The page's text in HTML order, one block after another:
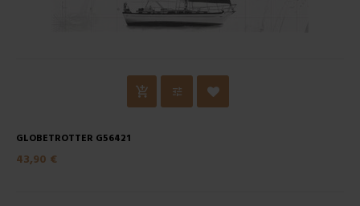
GLOBETROTTER G56421
43,90 €